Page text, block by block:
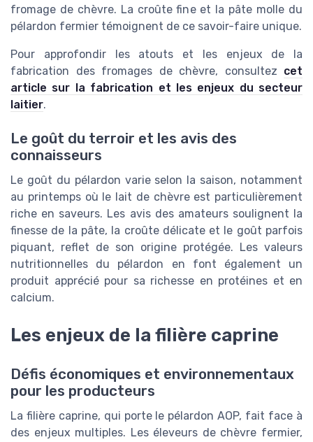
fromage de chèvre. La croûte fine et la pâte molle du
pélardon fermier témoignent de ce savoir-faire unique.
Pour approfondir les atouts et les enjeux de la
fabrication des fromages de chèvre, consultez cet
article sur la fabrication et les enjeux du secteur
laitier.
Le goût du terroir et les avis des
connaisseurs
Le goût du pélardon varie selon la saison, notamment
au printemps où le lait de chèvre est particulièrement
riche en saveurs. Les avis des amateurs soulignent la
finesse de la pâte, la croûte délicate et le goût parfois
piquant, reflet de son origine protégée. Les valeurs
nutritionnelles du pélardon en font également un
produit apprécié pour sa richesse en protéines et en
calcium.
Les enjeux de la filière caprine
Défis économiques et environnementaux
pour les producteurs
La filière caprine, qui porte le pélardon AOP, fait face à
des enjeux multiples. Les éleveurs de chèvre fermier,